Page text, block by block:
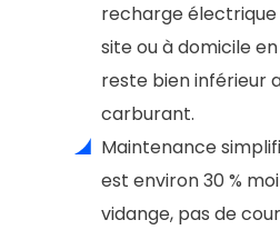
recharge
site ou à domicile
reste bien inférieur
carburant.
Maintenance
est environ 30 %
vidange, pas de